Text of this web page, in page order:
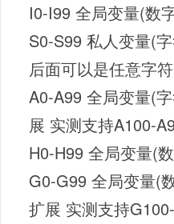
I0-I99 全局变量(数
S0-S99 私人变量(
后面可以是任意字
A0-A99 全局变量(
展 实测支持A100-
H0-H99 全局变量(
G0-G99 全局变量(
扩展 实测支持